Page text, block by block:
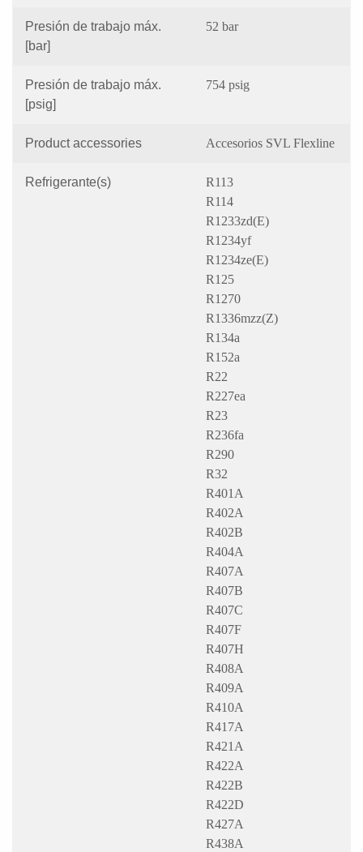
Presión de trabajo máx.
[bar]
52 bar
Presión de trabajo máx.
[psig]
754 psig
Product accessories Accesorios SVL Flexline
Refrigerante(s)
R113
R114
R1233zd(E)
R1234yf
R1234ze(E)
R125
R1270
R1336mzz(Z)
R134a
R152a
R22
R227ea
R23
R236fa
R290
R32
R401A
R402A
R402B
R404A
R407A
R407B
R407C
R407F
R407H
R408A
R409A
R410A
R417A
R421A
R422A
R422B
R422D
R427A
R438A